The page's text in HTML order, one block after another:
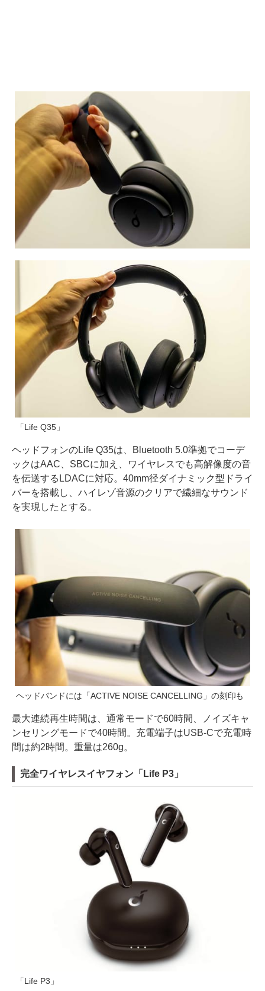
「Life Q35」
ヘッドフォンのLife Q35は、Bluetooth 5.0準拠でコーデ
ックはAAC、SBCに加え、ワイヤレスでも高解像度の音
を伝送するLDACに対応。40mm径ダイナミック型ドライ
バーを搭載し、ハイレゾ音源のクリアで繊細なサウンド
を実現したとする。
ヘッドバンドには「ACTIVE NOISE CANCELLING」の刻印も
最大連続再生時間は、通常モードで60時間、ノイズキャ
ンセリングモードで40時間。充電端子はUSB-Cで充電時
間は約2時間。重量は260g。
完全ワイヤレスイヤフォン「Life P3」
「Life P3」